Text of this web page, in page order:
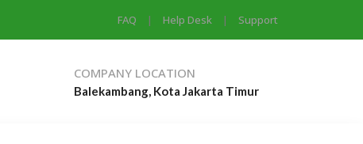
FAQ | Help Desk | Support
COMPANY LOCATION
Balekambang, Kota Jakarta Timur